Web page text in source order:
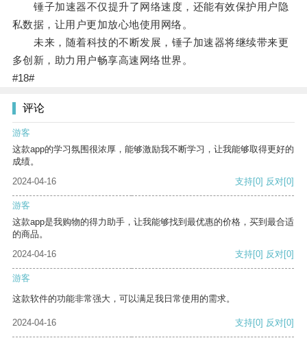
锤子加速器不仅提升了网络速度，还能有效保护用户隐
私数据，让用户更加放心地使用网络。
未来，随着科技的不断发展，锤子加速器将继续带来更
多创新，助力用户畅享高速网络世界。
#18#
评论
游客
这款app的学习氛围很浓厚，能够激励我不断学习，让我能够取得更好的
成绩。
2024-04-16
支持[0] 反对[0]
游客
这款app是我购物的得力助手，让我能够找到最优惠的价格，买到最合适
的商品。
2024-04-16
支持[0] 反对[0]
游客
这款软件的功能非常强大，可以满足我日常使用的需求。
2024-04-16 支持[0] 反对[0]